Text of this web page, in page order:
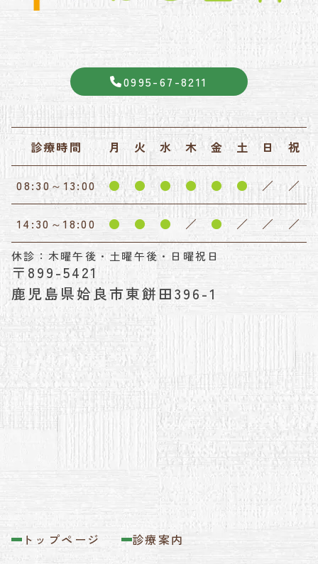
0995-67-8211
診療時間 月 火 水 木 金 土 日 祝
08:30～13:00 ● ● ● ● ● ● ／ ／
14:30～18:00 ● ● ● ／ ● ／ ／ ／
休診：木曜午後・土曜午後・日曜祝日
〒899-5421
鹿児島県姶良市東餅田396-1
トップページ 診療案内